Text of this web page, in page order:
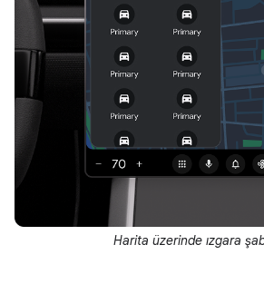
Harita üzerinde ızgara